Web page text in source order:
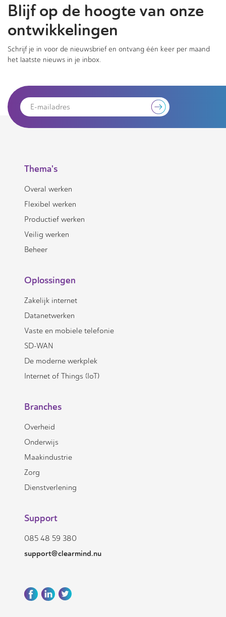
Blijf op de hoogte van onze
ontwikkelingen
Schrijf je in voor de nieuwsbrief en ontvang één keer per maand
het laatste nieuws in je inbox.
Thema's
Overal werken
Flexibel werken
Productief werken
Veilig werken
Beheer
Oplossingen
Zakelijk internet
Datanetwerken
Vaste en mobiele telefonie
SD-WAN
De moderne werkplek
Internet of Things (IoT)
Branches
Overheid
Onderwijs
Maakindustrie
Zorg
Dienstverlening
Support
085 48 59 380
support@clearmind.nu